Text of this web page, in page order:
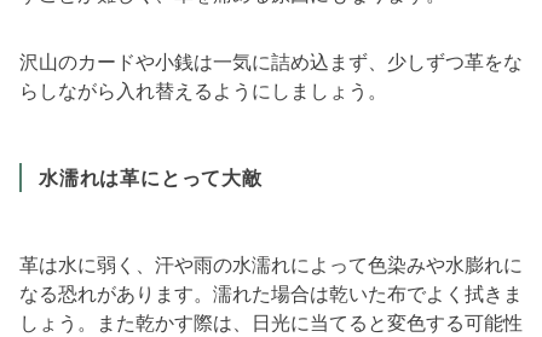
沢山のカードや小銭は一気に詰め込まず、少しずつ革をな
らしながら入れ替えるようにしましょう。
水濡れは革にとって大敵
革は水に弱く、汗や雨の水濡れによって色染みや水膨れに
なる恐れがあります。濡れた場合は乾いた布でよく拭きま
しょう。また乾かす際は、日光に当てると変色する可能性